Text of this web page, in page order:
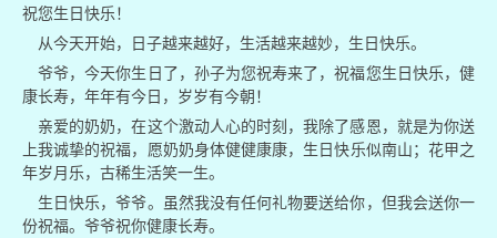
祝您生日快乐！
从今天开始，日子越来越好，生活越来越妙，生日快乐。
爷爷，今天你生日了，孙子为您祝寿来了，祝福您生日快乐，健
康长寿，年年有今日，岁岁有今朝！
亲爱的奶奶，在这个激动人心的时刻，我除了感恩，就是为你送
上我诚挚的祝福，愿奶奶身体健健康康，生日快乐似南山；花甲之
年岁月乐，古稀生活笑一生。
生日快乐，爷爷。虽然我没有任何礼物要送给你，但我会送你一
份祝福。爷爷祝你健康长寿。